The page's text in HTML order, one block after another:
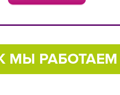
Экологичное сырье
МЫ РАБОТАЕМ